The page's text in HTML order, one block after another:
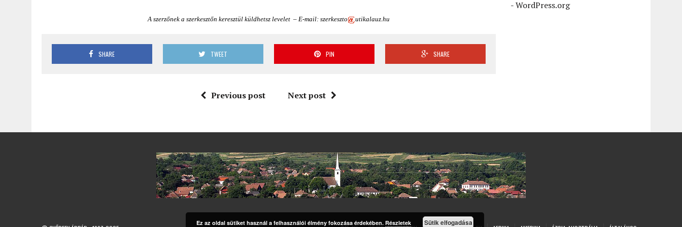
A szerzőnek a szerkesztőn keresztül küldhetsz levelet – E-mail: szerkeszto utikalauz.hu
SHARE TWEET PIN SHARE
Previous post Next post
-WordPress.org
Ez az oldal sütiket használ a felhasználói élmény fokozása érdekében. Részletek Sütik elfogadása